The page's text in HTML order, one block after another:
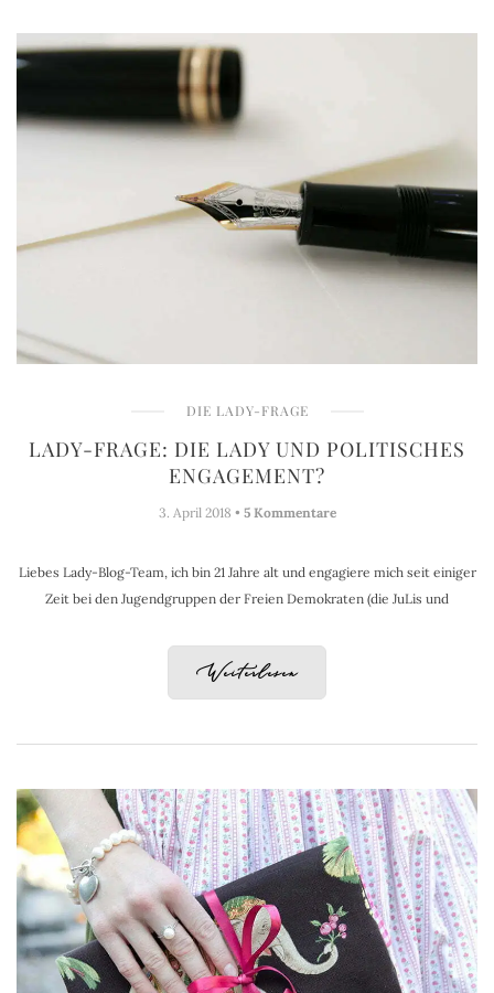
DIE LADY-FRAGE
LADY-FRAGE: DIE LADY UND POLITISCHES
ENGAGEMENT?
3. April 2018 • 5 Kommentare
Liebes Lady-Blog-Team, ich bin 21 Jahre alt und engagiere mich seit einiger
Zeit bei den Jugendgruppen der Freien Demokraten (die JuLis und
Weiterlesen